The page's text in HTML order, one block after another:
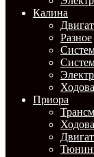
Калина
Разное
Приора